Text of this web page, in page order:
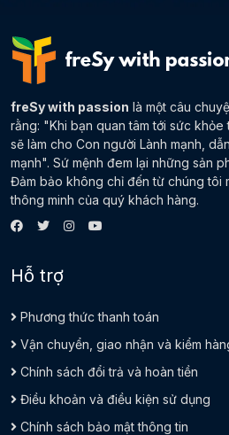
freSy with passion là một câu
rằng: "Khi bạn quan tâm tới sức khỏe
sẽ làm cho Con người Lành mạnh,
mạnh". Sứ mệnh đem lại những sản
Đảm bảo không chỉ đến từ chúng tôi
thông minh của quý khách hàng.
Hỗ trợ
Phương thức thanh toán
Vận chuyển, giao nhận và kiểm
Chính sách đổi trả và hoàn tiền
Điều khoản và điều kiện sử dụng
Chính sách bảo mật thông tin